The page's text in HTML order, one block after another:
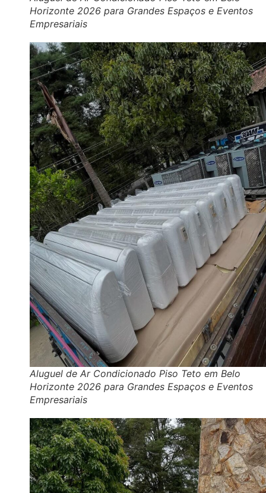
Horizonte 2026 para Grandes Espaços e Eventos
Empresariais
Aluguel de Ar Condicionado Piso Teto em Belo
Horizonte 2026 para Grandes Espaços e Eventos
Empresariais